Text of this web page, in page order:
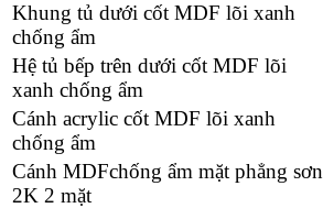
Khung tủ dưới cốt MDF lõi xanh
chống ẩm
Hệ tủ bếp trên dưới cốt MDF lõi
xanh chống ẩm
Cánh acrylic cốt MDF lõi xanh
chống ẩm
Cánh MDFchống ẩm mặt phẳng sơn
2K 2 mặt